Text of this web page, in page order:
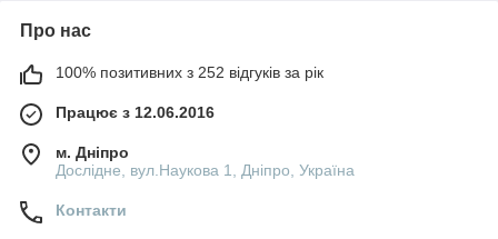
Про нас
100% позитивних з 252 відгуків за рік
Працює з 12.06.2016
м. Дніпро
Дослідне, вул.Наукова 1, Дніпро, Україна
Контакти